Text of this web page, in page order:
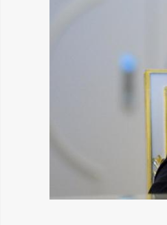
ф
р